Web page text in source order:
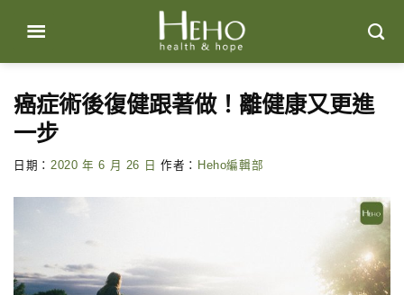
content
癌症術後復健跟著做！離健康又更進
一步
日期： 2020 年 6 月 26 日 作者： Heho編輯部